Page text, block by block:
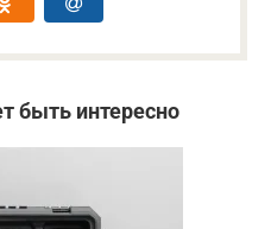
быть интересно